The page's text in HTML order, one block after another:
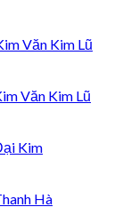
Văn Kim Lũ
Văn Kim Lũ
Kim
Hà